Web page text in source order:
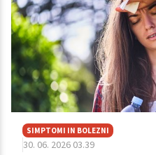
SIMPTOMI IN BOLEZNI
30. 06. 2026 03.39